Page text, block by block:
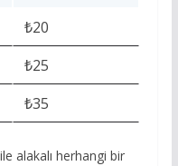
₺20
₺25
₺35
alakalı herhangi bir